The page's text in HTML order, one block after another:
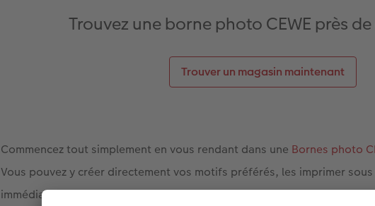
Trouvez une borne photo CEWE près
Trouver un magasin maintenant
Commencez tout simplement en vous rendant dans une Bornes photo
Vous pouvez y créer directement vos motifs préférés, les imprimer
immédiates et les emporter chez vous. Avec un design adapté, vous